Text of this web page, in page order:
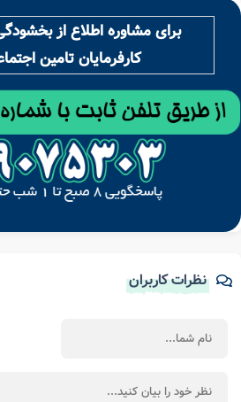
برای مشاوره اطلاع از
کارفرمایان تامین اجتماعی
نظرات کاربران